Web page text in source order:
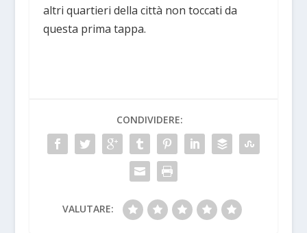
altri quartieri della città non toccati da
questa prima tappa.
CONDIVIDERE:
VALUTARE: